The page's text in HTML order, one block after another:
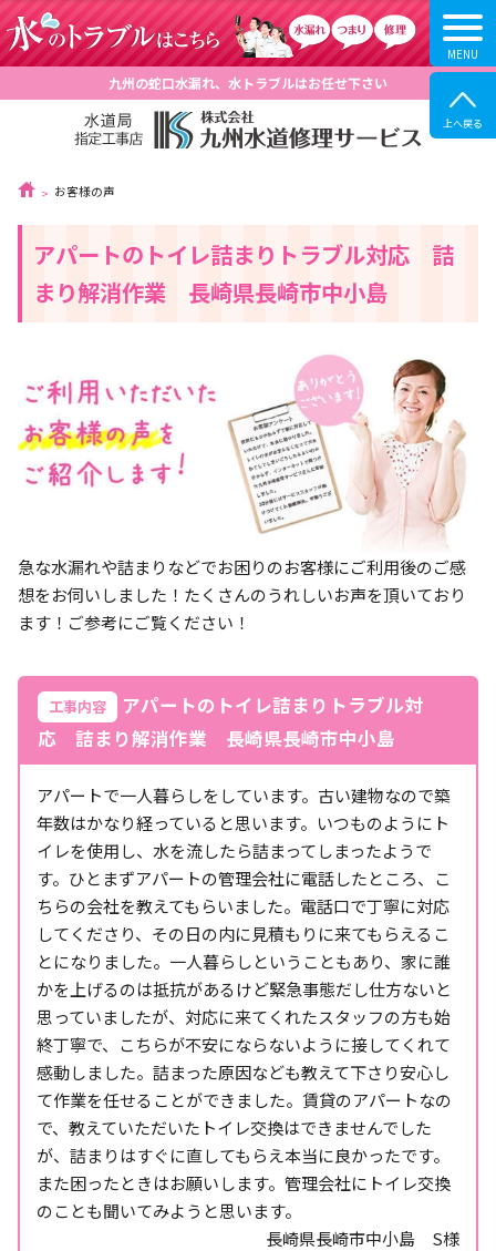
九州の蛇口水漏れ、水トラブルはお任せ下さい
お客様の声
アパートのトイレ詰まりトラブル対応 詰
まり解消作業 長崎県長崎市中小島
急な水漏れや詰まりなどでお困りのお客様にご利用後のご感
想をお伺いしました！たくさんのうれしいお声を頂いており
ます！ご参考にご覧ください！
工事内容
アパートのトイレ詰まりトラブル対
応 詰まり解消作業 長崎県長崎市中小島
アパートで一人暮らしをしています。古い建物なので築
年数はかなり経っていると思います。いつものようにト
イレを使用し、水を流したら詰まってしまったようで
す。ひとまずアパートの管理会社に電話したところ、こ
ちらの会社を教えてもらいました。電話口で丁寧に対応
してくださり、その日の内に見積もりに来てもらえるこ
とになりました。一人暮らしということもあり、家に誰
かを上げるのは抵抗があるけど緊急事態だし仕方ないと
思っていましたが、対応に来てくれたスタッフの方も始
終丁寧で、こちらが不安にならないように接してくれて
感動しました。詰まった原因なども教えて下さり安心し
て作業を任せることができました。賃貸のアパートなの
で、教えていただいたトイレ交換はできませんでした
が、詰まりはすぐに直してもらえ本当に良かったです。
また困ったときはお願いします。管理会社にトイレ交換
のことも聞いてみようと思います。
長崎県長崎市中小島 S様